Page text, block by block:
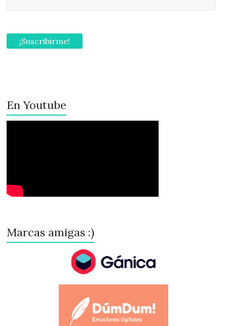
En Youtube
Marcas amigas :)